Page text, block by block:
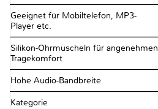
Geeignet für Mobiltelefon, MP3-
Player etc.
Silikon-Ohrmuscheln für angenehmen
Tragekomfort
Hohe Audio-Bandbreite
Kategorie